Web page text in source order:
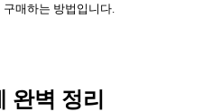
매하는 방법입니다.
완벽 정리